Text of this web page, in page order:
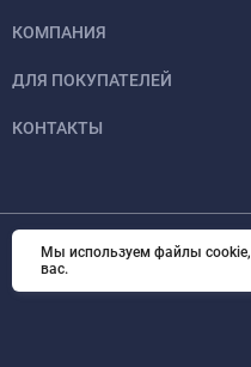
КОМПАНИЯ
ДЛЯ ПОКУПАТЕЛЕЙ
КОНТАКТЫ
© 2026 Format-
Мы используем файлы
вас.